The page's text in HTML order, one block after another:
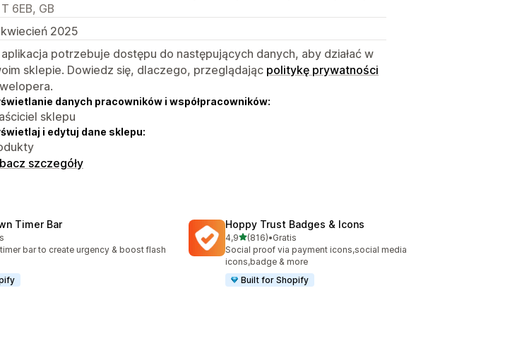
6EB, GB
2025
aplikacja potrzebuje dostępu do następujących danych, aby działać w
sklepie. Dowiedz się, dlaczego, przeglądając politykę prywatności
danych pracowników i współpracowników:
sklepu
i edytuj dane sklepu:
szczegóły
Timer Bar
475
bar to create urgency & boost flash
Hoppy Trust Badges & Icons
4,9na 5 gwiazdek
(816)
Łączna liczba recenzji: 816
•Gratis
Social proof via payment icons,social media
icons,badge & more
Built for Shopify